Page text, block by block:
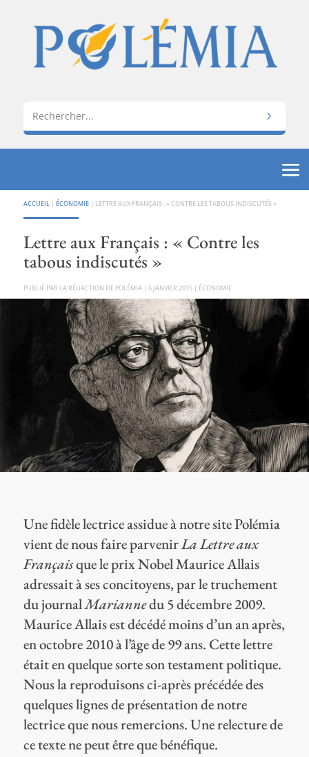
ACCUEIL | ÉCONOMIE| LETTRE AUX FRANÇAIS : « CONTRE LES TABOUS INDISCUTÉS »
Lettre aux Français : « Contre les
tabous indiscutés »
PAR LA RÉDACTION DE POLÉMIA | 6 JANVIER 2015| ÉCONOMIE
Une fidèle lectrice assidue à notre site Polémia
vient de nous faire parvenirLa Lettre aux
Françaisque le prix Nobel Maurice Allais
adressait à ses concitoyens, par le truchement
du journalMariannedu 5 décembre 2009.
Maurice Allais est décédé moins d’un an après,
en octobre 2010 à l’âge de 99 ans. Cette lettre
était en quelque sorte son testament politique.
Nous la reproduisons ci-après précédée des
quelques lignes de présentation de notre
lectrice que nous remercions. Une relecture de
ce texte ne peut être que bénéfique.